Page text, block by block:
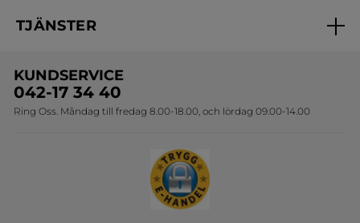
Online prislista
Erbjudanden
Travelsize
Sets
TJÄNSTER
Onlineprislista för postorder
KUNDSERVICE
042-17 34 40
Ring Oss. Måndag till fredag 8.00-18.00, och lördag 09.00-14.00